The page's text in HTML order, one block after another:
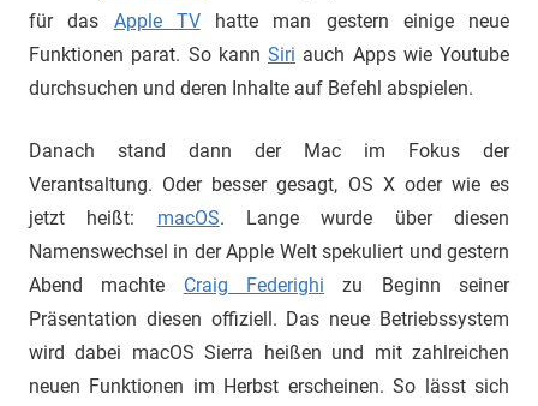
für das Apple TVhatte man gestern einige neue
Funktionen parat. So kann Siri auch Apps wie Youtube
durchsuchen und deren Inhalte auf Befehl abspielen.
Danach stand dann der Mac im Fokus der
Verantsaltung. Oder besser gesagt, OS X oder wie es
jetzt heißt: macOS. Lange wurde über diesen
Namenswechsel in der Apple Welt spekuliert und gestern
Abend machte Craig Federighi zu Beginn seiner
Präsentation diesen offiziell. Das neue Betriebssystem
wird dabei macOS Sierra heißen und mit zahlreichen
neuen Funktionen im Herbst erscheinen. So lässt sich